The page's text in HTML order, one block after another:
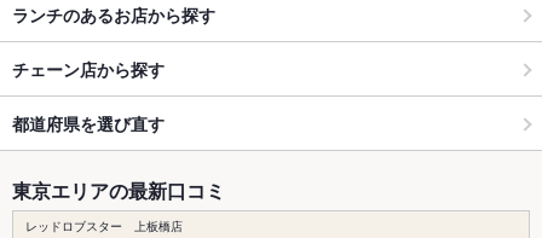
ランチのあるお店から探す
チェーン店から探す
都道府県を選び直す
東京エリアの最新口コミ
レッドロブスター 上板橋店